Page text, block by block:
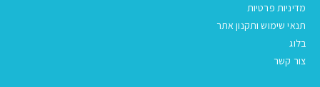
מדיניות פרטיות
תנאי שימוש ותקנון אתר
בלוג
צור קשר